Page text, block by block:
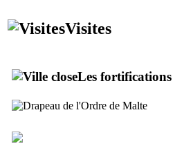
Visites
Les fortifications